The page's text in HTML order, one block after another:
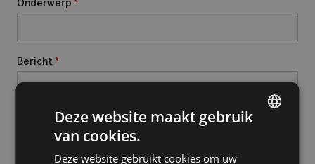
Onderwerp *
Bericht *
Deze website maakt gebruik
van cookies.
Deze website gebruikt cookies om uw